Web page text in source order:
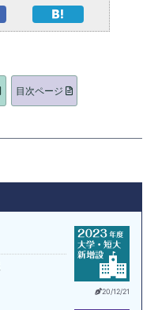
目次ページ
20/12/21